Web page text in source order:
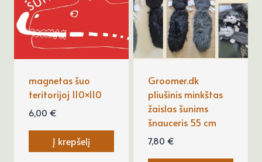
magnetas šuo
teritorijoj 110×110
6,00 €
Į krepšelį
Groomer.dk
pliušinis minkštas
žaislas šunims
šnauceris 55 cm
7,80 €